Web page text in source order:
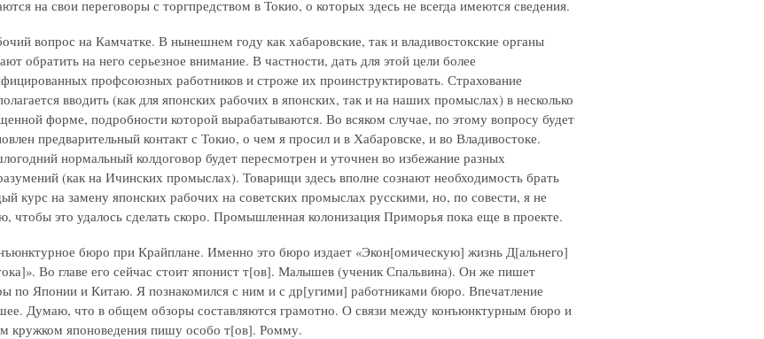
на свои переговоры с торгпредством в Токио, о которых здесь не всегда имеются сведения.
вопрос на Камчатке. В нынешнем году как хабаровские, так и владивостокские органы
обратить на него серьезное внимание. В частности, дать для этой цели более
профсоюзных работников и строже их проинструктировать. Страхование
вводить (как для японских рабочих в японских, так и на наших промыслах) в несколько
форме, подробности которой вырабатываются. Во всяком случае, по этому вопросу будет
предварительный контакт с Токио, о чем я просил и в Хабаровске, и во Владивостоке.
нормальный колдоговор будет пересмотрен и уточнен во избежание разных
(как на Ичинских промыслах). Товарищи здесь вполне сознают необходимость брать
курс на замену японских рабочих на советских промыслах русскими, но, по совести, я не
чтобы это удалось сделать скоро. Промышленная колонизация Приморья пока еще в проекте.
бюро при Крайплане. Именно это бюро издает «Экон[омическую] жизнь Д[альнего]
Во главе его сейчас стоит японист т[ов]. Малышев (ученик Спальвина). Он же пишет
по Японии и Китаю. Я познакомился с ним и с др[угими] работниками бюро. Впечатление
Думаю, что в общем обзоры составляются грамотно. О связи между конъюнктурным бюро и
кружком японоведения пишу особо т[ов]. Ромму.